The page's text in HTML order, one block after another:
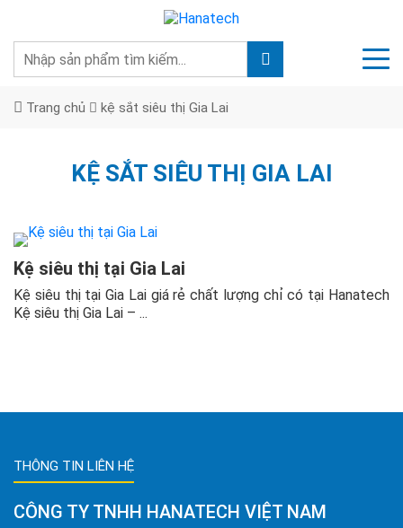
Trang chủ kệ sắt siêu thị Gia Lai
KỆ SẮT SIÊU THỊ GIA LAI
Kệ siêu thị tại Gia Lai
Kệ siêu thị tại Gia Lai giá rẻ chất lượng chỉ có tại Hanatech
Kệ siêu thị Gia Lai – ...
THÔNG TIN LIÊN HỆ
CÔNG TY TNHH HANATECH VIỆT NAM